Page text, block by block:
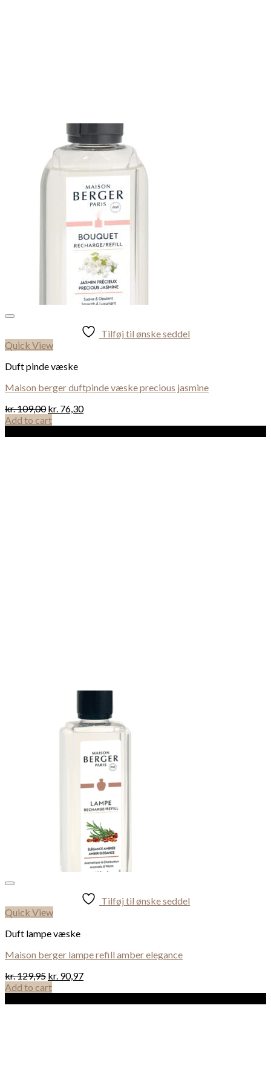
Tilføj til ønske seddel
Quick View
Duft pinde væske
Maison berger duftpinde væske precious jasmine
kr.109,00 kr. 76,30
Add to cart
Tilføj til ønske seddel
Quick View
Duft lampe væske
Maison berger lampe refill amber elegance
kr.129,95 kr. 90,97
Add to cart